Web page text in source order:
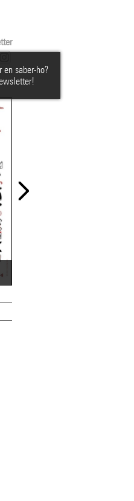
saber-ho?